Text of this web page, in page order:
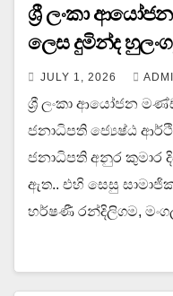
ශ්‍රී ලංකා
ලෙස දුමින්ද
JULY 1, 2026
ශ්‍රී ලංකා ආයෝජන
ජනාධිපති ජ්‍යෙෂ්ඨ
ජනාධිපති අනුර කුමාර
ඇත.. එහි සෙසු
හර්ෂණී රන්දිලිගම,